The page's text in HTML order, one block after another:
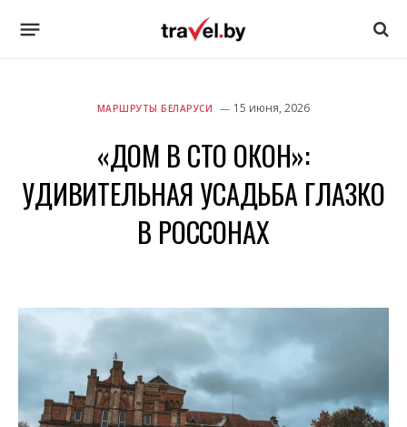
МАРШРУТЫ БЕЛАРУСИ 15 июня, 2026
«ДОМ В СТО ОКОН»:
УДИВИТЕЛЬНАЯ УСАДЬБА ГЛАЗКО
В РОССОНАХ